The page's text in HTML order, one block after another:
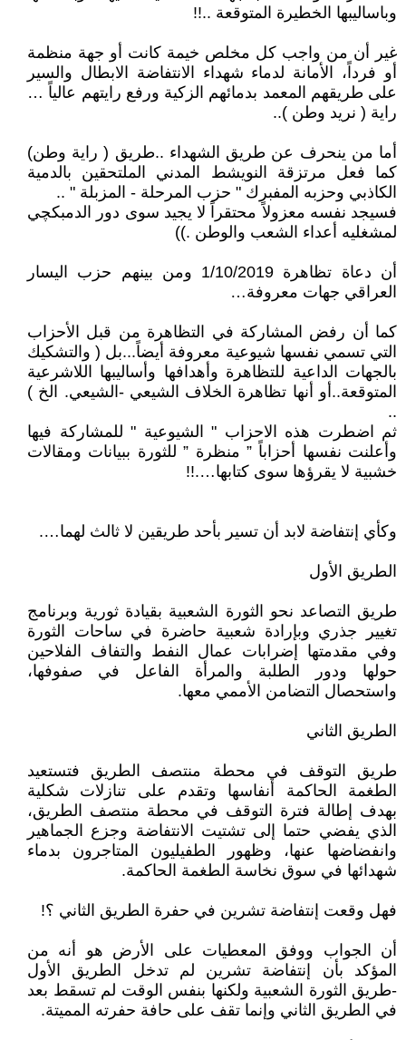
وباساليبها الخطيرة المتوقعة ..!!
غير أن من واجب كل مخلص خيمة كانت أو جهة منظمة
أو فرداً، الأمانة لدماء شهداء الانتفاضة الابطال والسير
على طريقهم المعمد بدمائهم الزكية ورفع رايتهم عالياً …
راية ( نريد وطن )..
أما من ينحرف عن طريق الشهداء ..طريق ( راية وطن)
كما فعل مرتزقة النويشط المدني الملتحقين بالدمية
الكاذبي وحزبه المفبرك " حزب المرحلة - المزبلة " ..
فسيجد نفسه معزولاً محتقراً لا يجيد سوى دور الدمبكچي
لمشغليه أعداء الشعب والوطن .))
أن دعاة تظاهرة 1/10/2019 ومن بينهم حزب اليسار
العراقي جهات معروفة…
‏‎كما أن رفض المشاركة في التظاهرة من قبل الأحزاب
التي تسمي نفسها شيوعية معروفة أيضاً...بل ( والتشكيك
بالجهات الداعية للتظاهرة وأهدافها وأساليبها اللاشرعية
المتوقعة..أو أنها تظاهرة الخلاف الشيعي -الشيعي. الخ )
..
ثم اضطرت هذه الاحزاب " الشيوعية " للمشاركة فيها
وأعلنت نفسها أحزاباً ” منظرة ” للثورة ببيانات ومقالات
خشبية لا يقرؤها سوى كتابها….!!
وكأي إنتفاضة لابد أن تسير بأحد طريقين لا ثالث لهما….
‏‎طريق التصاعد نحو الثورة الشعبية بقيادة ثورية وبرنامج
تغيير جذري وبإرادة شعبية حاضرة في ساحات الثورة
وفي مقدمتها إضرابات عمال النفط والتفاف الفلاحين
حولها ودور الطلبة والمرأة الفاعل في صفوفها،
واستحصال التضامن الأممي معها.
‏‎طريق التوقف في محطة منتصف الطريق فتستعيد
الطغمة الحاكمة أنفاسها وتقدم على تنازلات شكلية
بهدف إطالة فترة التوقف في محطة منتصف الطريق،
الذي يفضي حتما إلى تشتيت الانتفاضة وجزع الجماهير
وانفضاضها عنها، وظهور الطفيليون المتاجرون بدماء
شهدائها في سوق نخاسة الطغمة الحاكمة.
‏‎أن الجواب ووفق المعطيات على الأرض هو أنه من
المؤكد بأن إنتفاضة تشرين لم تدخل الطريق الأول
-طريق الثورة الشعبية ولكنها بنفس الوقت لم تسقط بعد
في الطريق الثاني وإنما تقف على حافة حفرته المميتة.